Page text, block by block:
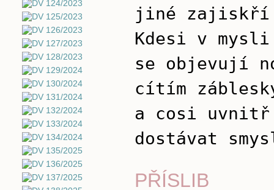
jiné zajiskří
Kdesi v mysli
se objevují
cítím
a cosi uvnitř
dostávat
PŘÍSLIB